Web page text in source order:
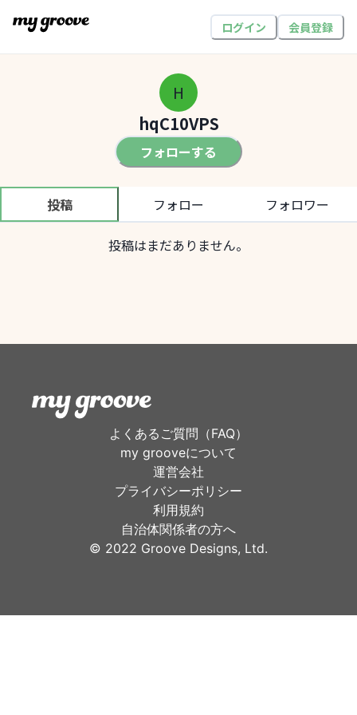
ログイン 会員登録
H
hqC10VPS
フォローする
投稿 フォロー フォロワー
投稿はまだありません。
よくあるご質問（FAQ）
my grooveについて
運営会社
プライバシーポリシー
利用規約
自治体関係者の方へ
©︎ 2022 Groove Designs, Ltd.